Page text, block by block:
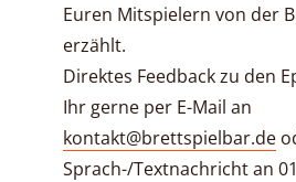
Euren Mitspielern von der
erzählt.
Direktes Feedback zu den
Ihr gerne per E-Mail an
kontakt@brettspielbar.de
Sprach-/Textnachricht an